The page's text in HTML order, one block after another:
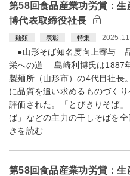
第58回食品産業功労賞：
博代表取締役社長
麺類 表彰 特集
●山形そば知名度向上寄与
栄への道 島崎利博氏は1887
製麺所（山形市）の4代目社長
に品質を追い求めるものづく
評価された。「とびきりそば」
ば」などの主力の干しそばを
きを読む
第58回食品産業功労賞：